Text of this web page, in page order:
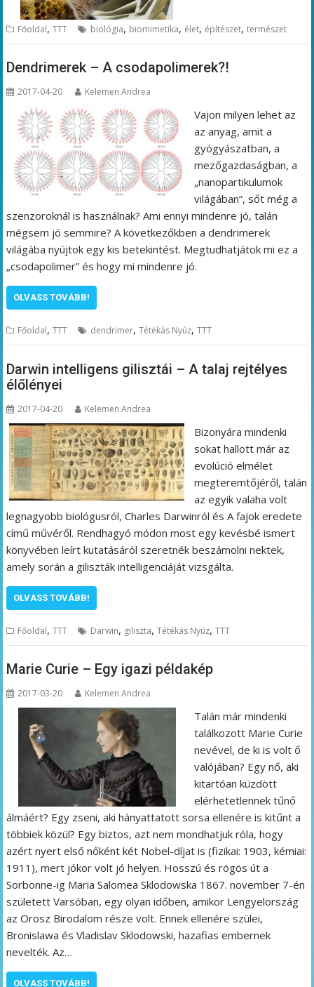
Főoldal,TTT biológia, biomimetika, élet, építészet,természet
Dendrimerek – A csodapolimerek?!
2017-04-20 Kelemen Andrea
Vajon milyen lehet az
az anyag, amit a
gyógyászatban, a
mezőgazdaságban, a
„nanopartikulumok
világában”, sőt még a
szenzoroknál is használnak? Ami ennyi mindenre jó, talán
mégsem jó semmire? A következőkben a dendrimerek
világába nyújtok egy kis betekintést. Megtudhatjátok mi ez a
„csodapolimer” és hogy mi mindenre jó.
OLVASS TOVÁBB!
Főoldal,TTT dendrimer,Tétékás Nyúz,TTT
Darwin intelligens gilisztái – A talaj rejtélyes
élőlényei
2017-04-20 Kelemen Andrea
Bizonyára mindenki
sokat hallott már az
evolúció elmélet
megteremtőjéről, talán
az egyik valaha volt
legnagyobb biológusról, Charles Darwinról és A fajok eredete
című művéről. Rendhagyó módon most egy kevésbé ismert
könyvében leírt kutatásáról szeretnék beszámolni nektek,
amely során a giliszták intelligenciáját vizsgálta.
OLVASS TOVÁBB!
Főoldal,TTT Darwin, giliszta,Tétékás Nyúz,TTT
Marie Curie – Egy igazi példakép
2017-03-20 Kelemen Andrea
Talán már mindenki
találkozott Marie Curie
nevével, de ki is volt ő
valójában? Egy nő, aki
kitartóan küzdött
elérhetetlennek tűnő
álmáért? Egy zseni, aki hányattatott sorsa ellenére is kitűnt a
többiek közül? Egy biztos, azt nem mondhatjuk róla, hogy
azért nyert első nőként két Nobel-díjat is (fizikai: 1903, kémiai:
1911), mert jókor volt jó helyen. Hosszú és rögös út a
Sorbonne-ig Maria Salomea Sklodowska 1867. november 7-én
született Varsóban, egy olyan időben, amikor Lengyelország
az Orosz Birodalom része volt. Ennek ellenére szülei,
Bronislawa és Vladislav Sklodowski, hazafias embernek
nevelték. Az…
OLVASS TOVÁBB!